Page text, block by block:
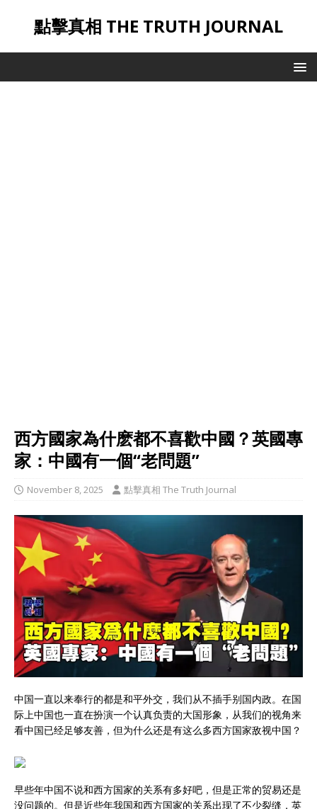
點擊真相 THE TRUTH JOURNAL
西方國家為什麽都不喜歡中國？英國專
家：中國有一個“老問題”
November 8, 2025 點擊真相 The Truth Journal
中国一直以来奉行的都是和平外交，我们从不插手别国内政。在国
际上中国也一直在扮演一个认真负责的大国形象，从我们的视角来
看中国已经足够友善，但为什么还是有这么多西方国家敌视中国？
早些年中国不说和西方国家的关系有多好吧，但是正常的贸易还是
没问题的。但是近些年我国和西方国家的关系出现了不少裂缝，英